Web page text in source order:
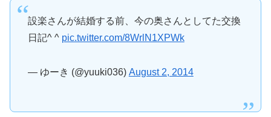
設楽さんが結婚する前、今の奥さんとしてた交換
日記^ ^ pic.twitter.com/8WrlN1XPWk
— ゆーき (@yuuki036) August 2, 2014